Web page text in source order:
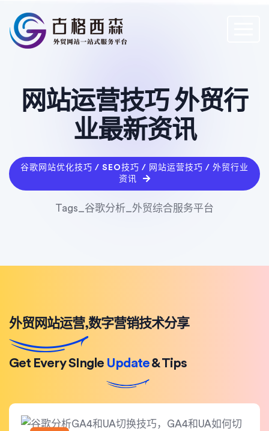
网站运营技巧 外贸行
业最新资讯
谷歌网站优化技巧 / SEO技巧 / 网站运营技巧 / 外贸行业
资讯
Tags_谷歌分析_外贸综合服务平台
外贸网站运营,数字营销技术分享
Get Every SIngle Update& Tips